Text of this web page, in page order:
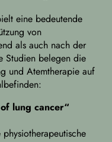
eine bedeutende
von
als auch nach der
Studien belegen die
und Atemtherapie auf
lung cancer“